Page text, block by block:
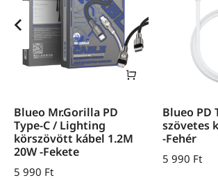
Blueo Mr.Gorilla PD
Type-C / Lighting
körszövött kábel 1.2M
20W -Fekete
5 990 Ft
Blueo PD
szövetes
-Fehér
5 990 Ft